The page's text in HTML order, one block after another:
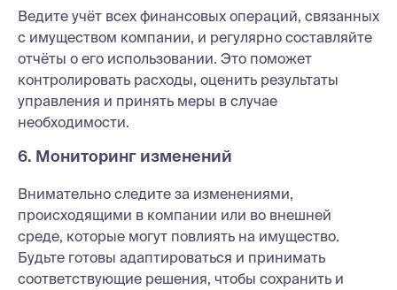
Ведите учёт всех финансовых операций, связанных
с имуществом компании, и регулярно составляйте
отчёты о его использовании. Это поможет
контролировать расходы, оценить результаты
управления и принять меры в случае
необходимости.
6. Мониторинг изменений
Внимательно следите за изменениями,
происходящими в компании или во внешней
среде, которые могут повлиять на имущество.
Будьте готовы адаптироваться и принимать
соответствующие решения, чтобы сохранить и